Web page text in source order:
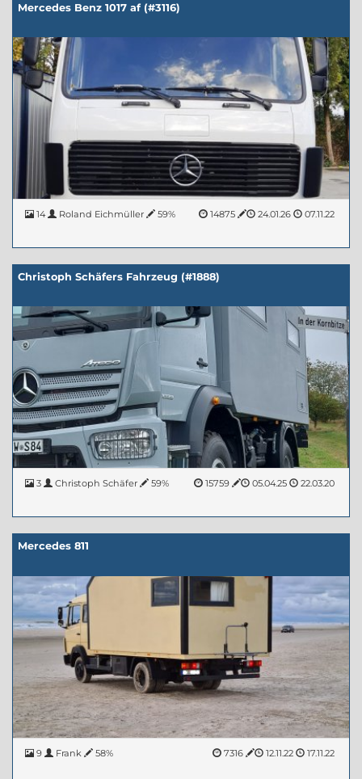
Mercedes Benz 1017 af (#3116)
14 07.11.22
Roland Eichmüller 24.01.26
59% 14875
Christoph Schäfers Fahrzeug (#1888)
3 22.03.20
Christoph Schäfer 05.04.25
59% 15759
Mercedes 811
9 17.11.22
Frank 12.11.22
58% 7316